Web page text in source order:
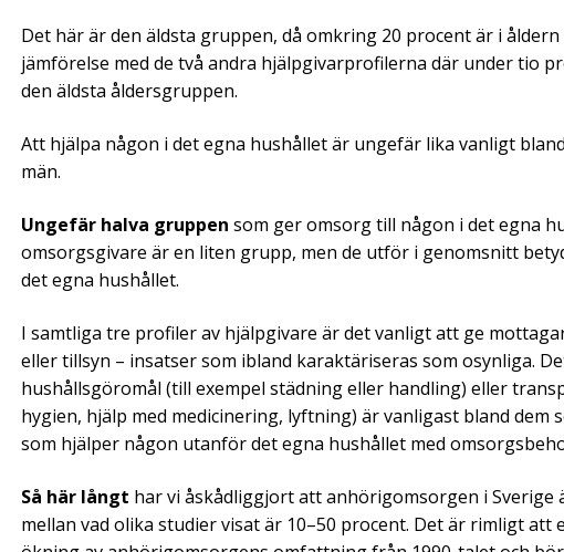
Det här är den äldsta gruppen, då omkring 20 procent är i åldern
jämförelse med de två andra hjälpgivarprofilerna där under tio
den äldsta åldersgruppen.
Att hjälpa någon i det egna hushållet är ungefär lika vanligt
män.
Ungefär halva gruppen som ger omsorg till någon i det egna
omsorgsgivare är en liten grupp, men de utför i genomsnitt
det egna hushållet.
I samtliga tre profiler av hjälpgivare är det vanligt att ge
eller tillsyn – insatser som ibland karaktäriseras som osynliga.
hushållsgöromål (till exempel städning eller handling) eller
hygien, hjälp med medicinering, lyftning) är vanligast bland dem
som hjälper någon utanför det egna hushållet med
Så här långt har vi åskådliggjort att anhörigomsorgen i
mellan vad olika studier visat är 10–50 procent. Det är rimligt